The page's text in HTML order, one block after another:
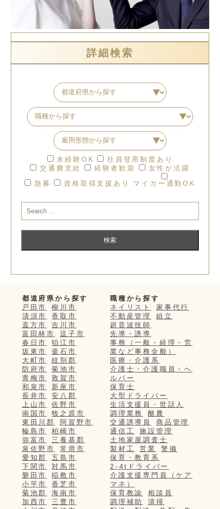
詳細検索
未経験OK
社員登用制度あり
交通費支給
経験者歓迎
女性が活躍
急募
資格取得支援あり マイカー通勤OK
都道府県から探す
戸田市
柳川市
清須市
香取市
直方市
吉川市
富田林市
逗子市
春日市
狛江市
坂東市
釜石市
大町市
紋別郡
防府市
菊池市
青梅市
敦賀市
和泉市
新座市
長井市
安八郡
上山市
佐野市
南国市
牧之原市
東田川郡
阿賀野市
輪島市
柏崎市
弥富市
三養基郡
泉佐野市
常滑市
愛知郡
五島市
下関市
対馬市
磐田市
稲敷市
小平市
香芝市
菊池郡
海南市
加西市
三豊市
職種から探す
ネイリスト
家事代行
不動産管理
組立
超音波技師
先導・誘導
事務（一般・経理・営
業など事務全般）
医療・介護系
介護士・介護職員・ヘ
ルパー
保育士
大型ドライバー
生活支援員・世話人
調理業務
酪農
交通誘導員
商品管理
通信工
施設管理
土地家屋調査士
製材工
営業
警備
保育・教育系
2-4tドライバー
介護支援専門員（ケア
マネ）
保育教諭
相談員
調理補助
清掃